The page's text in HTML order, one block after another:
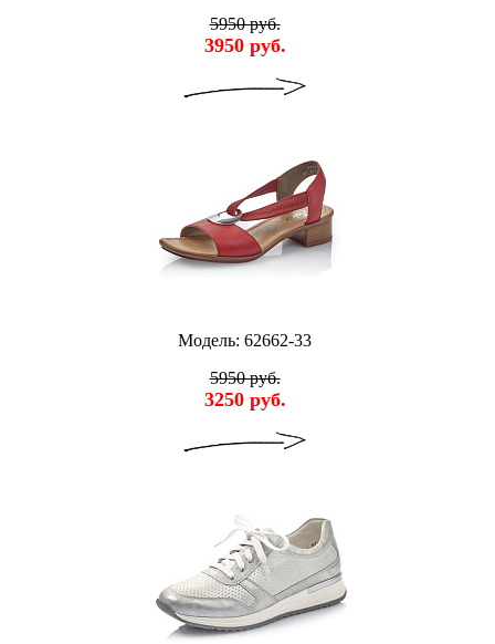
5950 руб.
3950 руб.
Модель: 62662-33
5950 руб.
3250 руб.